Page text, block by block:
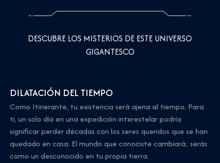
DESCUBRE LOS MISTERIOS DE ESTE UNIVERSO
GIGANTESCO
DILATACIÓN DEL TIEMPO
Como Itinerante, tu existencia será ajena al tiempo. Para
ti, un solo día en una expedición interestelar podría
significar perder décadas con los seres queridos que se han
quedado en casa. El mundo que conociste cambiará; serás
como un desconocido en tu propia tierra.